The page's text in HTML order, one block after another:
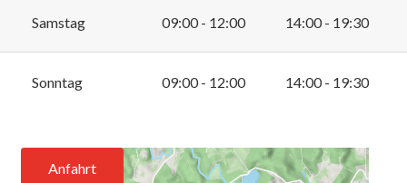
Samstag 09:00 - 12:00 14:00 - 19:30
Sonntag 09:00 - 12:00 14:00 - 19:30
Anfahrt